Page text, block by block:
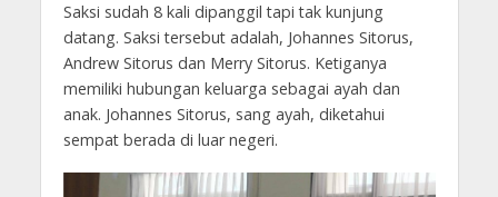
Saksi sudah 8 kali dipanggil tapi tak kunjung
datang. Saksi tersebut adalah, Johannes Sitorus,
Andrew Sitorus dan Merry Sitorus. Ketiganya
memiliki hubungan keluarga sebagai ayah dan
anak. Johannes Sitorus, sang ayah, diketahui
sempat berada di luar negeri.